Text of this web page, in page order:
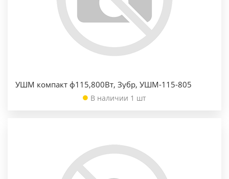
УШМ компакт ф115,800Вт, Зубр, УШМ-115-805
В наличии 1 шт